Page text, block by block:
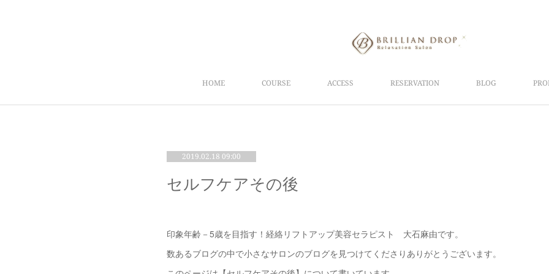
HOME COURSE ACCESS RESERVATION BLOG
2019.02.18 09:00
セルフケアその後
印象年齢－5歳を目指す！経絡リフトアップ美容セラピスト 大石麻由です。
数あるブログの中で小さなサロンのブログを見つけてくださりありがとうございます。